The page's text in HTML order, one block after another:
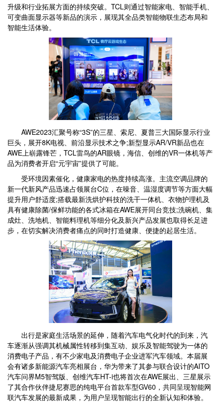
升级和行业拓展方面的持续突破。TCL则通过智能家电、智能手机、
可变曲面显示器等新品的演示，展现其全品类智能物联生态布局和
智能生活体验。
AWE2023汇聚号称“3S”的三星、索尼、夏普三大国际显示行业
巨头，展开8K电视、前沿显示技术之争;新型显示AR/VR新品也在
AWE上崭露锋芒，TCL雷鸟的AR眼镜，海信、创维的VR一体机等产
品为消费者开启“元宇宙”提供了可能。
受环境因素催化，健康家电的热度持续高涨。主流空调品牌的
新一代新风产品迅速占领展台C位，在噪音、温湿度调节等方面大幅
提升用户舒适度;搭载最新洗烘护科技的洗干一体机、衣物护理机及
具有健康除菌/保鲜功能的各式冰箱在AWE展开同台竞技;洗碗机、集
成灶、洗地机、智能料理机等细分化及新兴产品发展也取得长足进
步，在切实解决消费者痛点的同时打造健康、便捷的起居生活。
出行是家庭生活场景的延伸，随着汽车电气化时代的到来，汽
车逐渐从强调其机械属性转移到集互动、娱乐及智能驾驶为一体的
消费电子产品，有不少家电及消费电子企业进军汽车领域。本届展
会有诸多新能源汽车亮相展台，华为带来了其参与联合设计的AITO
汽车问界M5智驾版、创维汽车HT-i也将首次在AWE展出、三星展示
了其合作伙伴捷尼赛思的纯电平台首款车型GV60，共同呈现智能网
联汽车发展的最新成果，为用户呈现智能出行的全新认知和体验。